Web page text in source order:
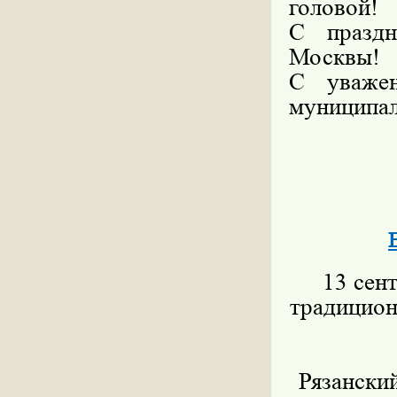
головой!
С
Москвы!
С
13